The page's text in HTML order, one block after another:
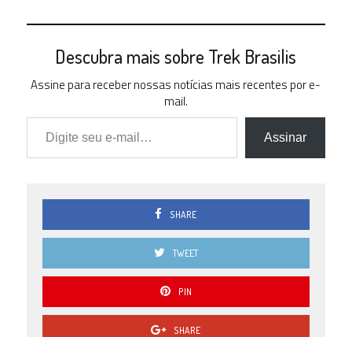
Descubra mais sobre Trek Brasilis
Assine para receber nossas notícias mais recentes por e-
mail.
Digite seu e-mail…
Assinar
SHARE
TWEET
PIN
SHARE